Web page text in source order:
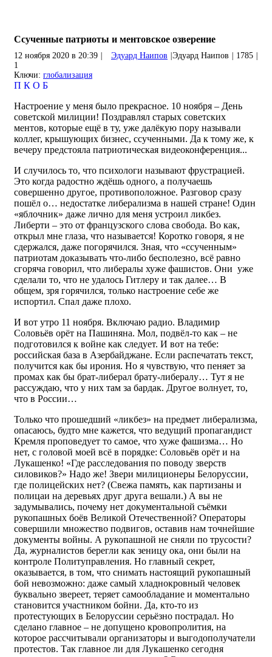
Ссученные патриоты и ментовское озверение
12 ноября 2020 в 20:39 Эдуард Наипов Эдуард Наипов 1785
1
Ключи: глобализация
П К О Б
Настроение у меня было прекрасное. 10 ноября – День
советской милиции! Поздравлял старых советских
ментов, которые ещё в ту, уже далёкую пору называли
коллег, крышующих бизнес, ссученными. Да к тому же, к
вечеру предстояла патриотическая видеоконференция...
И случилось то, что психологи называют фрустрацией.
Это когда радостно ждёшь одного, а получаешь
совершенно другое, противоположное. Разговор сразу
пошёл о… недостатке либерализма в нашей стране! Один
«яблочник» даже лично для меня устроил ликбез.
Либерти – это от французского слова свобода. Во как,
открыл мне глаза, что называется! Коротко говоря, я не
сдержался, даже погорячился. Зная, что «ссученным»
патриотам доказывать что-либо бесполезно, всё равно
сгоряча говорил, что либералы хуже фашистов. Они уже
сделали то, что не удалось Гитлеру и так далее… В
общем, зря горячился, только настроение себе же
испортил. Спал даже плохо.
И вот утро 11 ноября. Включаю радио. Владимир
Соловьёв орёт на Пашиняна. Мол, подвёл-то как – не
подготовился к войне как следует. И вот на тебе:
российская база в Азербайджане. Если распечатать текст,
получится как бы ирония. Но я чувствую, что пеняет за
промах как бы брат-либерал брату-либералу… Тут я не
рассуждаю, что у них там за бардак. Другое волнует, то,
что в России…
Только что прошедший «ликбез» на предмет либерализма,
опасаюсь, будто мне кажется, что ведущий пропагандист
Кремля проповедует то самое, что хуже фашизма… Но
нет, с головой моей всё в порядке: Соловьёв орёт и на
Лукашенко! «Где расследования по поводу зверств
силовиков?» Надо же! Звери милиционеры Белоруссии,
где полицейских нет? (Свежа память, как партизаны и
полицаи на деревьях друг друга вешали.) А вы не
задумывались, почему нет документальной съёмки
рукопашных боёв Великой Отечественной? Операторы
совершили множество подвигов, оставив нам точнейшие
документы войны. А рукопашной не сняли по трусости?
Да, журналистов берегли как зеницу ока, они были на
контроле Политуправления. Но главный секрет,
оказывается, в том, что снимать настоящий рукопашный
бой невозможно: даже самый хладнокровный человек
буквально звереет, теряет самообладание и моментально
становится участником бойни. Да, кто-то из
протестующих в Белоруссии серьёзно пострадал. Но
сделано главное – не допущено кровопролития, на
которое рассчитывали организаторы и выгодополучатели
протестов. Так главное ли для Лукашенко сегодня